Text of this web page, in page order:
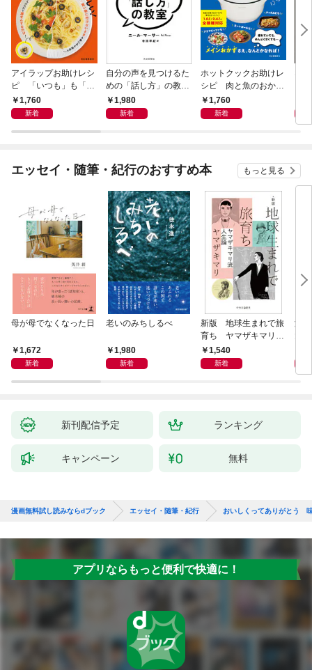
アイラップお助けレシ
ピ 「いつも」も「も
しも」もおいしい！
1,760
新着
自分の声を見つけるた
めの「話し方」の教
室 Ｏｒａｃｙ（オラ
シー）
1,980
新着
ホットクックお助けレ
シピ 肉と魚のおか
ず 少ない材料＆調味
料で、あとはスイッチ
1,760
新着
な
エッセイ・随筆・紀行のおすすめ本 もっと見る
母が母でなくなった日
1,672
新着
老いのみちしるべ
1,980
新着
新版 地球生まれで旅
育ち ヤマザキマリ流
人生論
1,540
新着
激
新刊配信予定 ランキング
キャンペーン 無料
漫画無料試し読みならdブック エッセイ・随筆・紀行 おいしくってありがとう
アプリならもっと便利で快適に！